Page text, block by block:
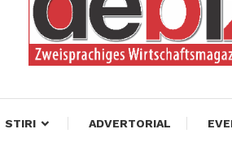
STIRI ADVERTORIAL